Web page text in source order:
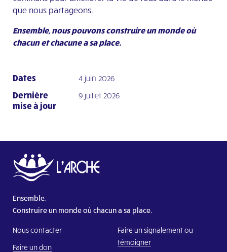
que nous partageons.
Ensemble, nous pouvons construire un monde où
chacun et chacune a sa place.
Dates 4 juin 2026
Dernière
mise à jour
9 juillet 2026
Ensemble,
Construire un monde où chacun a sa place.
Nous contacter
Faire un don
Faire un signalement ou
témoigner